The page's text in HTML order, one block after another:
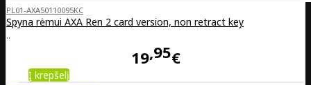
PL01-AXA50110095KC
Spyna rėmui AXA Ren 2 card version, non retract key
..
19 95€
Į krepšelį